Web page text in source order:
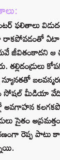
ఫలితాలు
ఏటా
జీవితంకాదని ఆ
తల్లిదండ్రులు
న్యూనతతో
సోషల్ మీడియా
అవగాహన
సైతం
రెప్ప పాటు